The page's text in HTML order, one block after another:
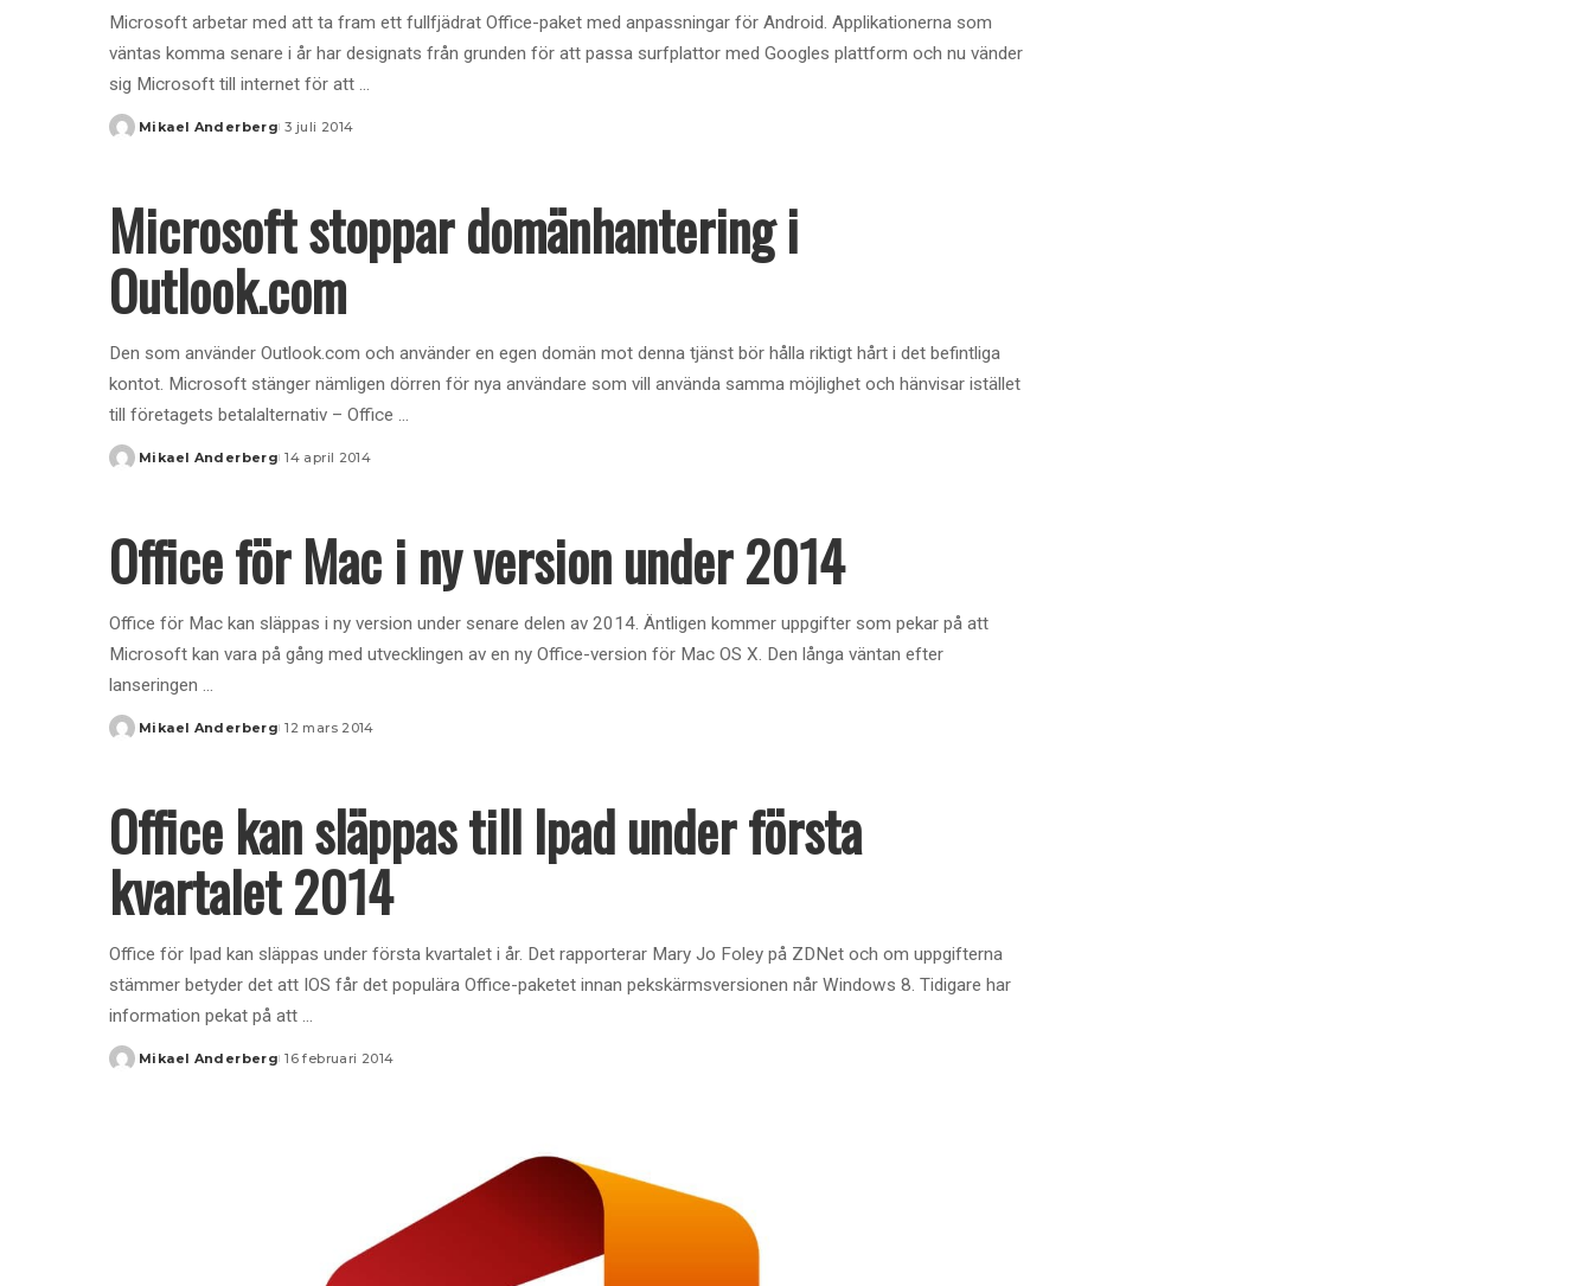
Microsoft arbetar med att ta fram ett fullfjädrat Office-paket med anpassningar för Android. Applikationerna som
väntas komma senare i år har designats från grunden för att passa surfplattor med Googles plattform och nu vänder
sig Microsoft till internet för att ...
Posted
Mikael Anderberg 3 juli 2014
Microsoft stoppar domänhantering i
Outlook.com
Den som använder Outlook.com och använder en egen domän mot denna tjänst bör hålla riktigt hårt i det befintliga
kontot. Microsoft stänger nämligen dörren för nya användare som vill använda samma möjlighet och hänvisar istället
till företagets betalalternativ – Office ...
Posted
Mikael Anderberg 14 april 2014
Office för Mac i ny version under 2014
Office för Mac kan släppas i ny version under senare delen av 2014. Äntligen kommer uppgifter som pekar på att
Microsoft kan vara på gång med utvecklingen av en ny Office-version för Mac OS X. Den långa väntan efter
lanseringen ...
Posted
Mikael Anderberg 12 mars 2014
Office kan släppas till Ipad under första
kvartalet 2014
Office för Ipad kan släppas under första kvartalet i år. Det rapporterar Mary Jo Foley på ZDNet och om uppgifterna
stämmer betyder det att IOS får det populära Office-paketet innan pekskärmsversionen når Windows 8. Tidigare har
information pekat på att ...
Posted
Mikael Anderberg 16 februari 2014